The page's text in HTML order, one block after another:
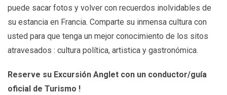
puede sacar fotos y volver con recuerdos inolvidables de
su estancia en Francia. Comparte su inmensa cultura con
usted para que tenga un mejor conocimiento de los sitos
atravesados : cultura política, artistica y gastronómica.
Reserve su Excursión Anglet con un conductor/guía
oficial de Turismo !